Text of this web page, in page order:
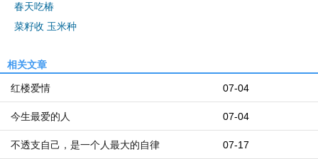
春天吃椿
菜籽收 玉米种
相关文章
07-04
红楼爱情
07-04
今生最爱的人
07-17
不透支自己，是一个人最大的自律